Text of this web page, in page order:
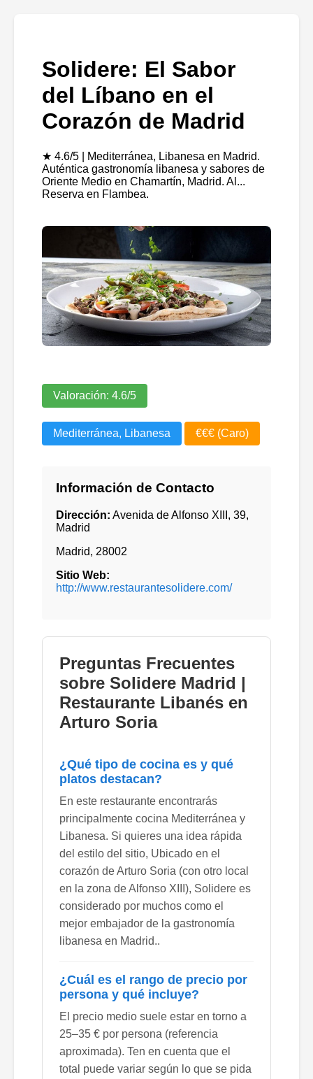
Solidere: El Sabor
del Líbano en el
Corazón de Madrid
★ 4.6/5 | Mediterránea, Libanesa en Madrid.
Auténtica gastronomía libanesa y sabores de
Oriente Medio en Chamartín, Madrid. Al...
Reserva en Flambea.
Valoración: 4.6/5
Mediterránea, Libanesa €€€ (Caro)
Información de Contacto
Dirección: Avenida de Alfonso XIII, 39,
Madrid
Madrid, 28002
Sitio Web:
http://www.restaurantesolidere.com/
Preguntas Frecuentes
sobre Solidere Madrid |
Restaurante Libanés en
Arturo Soria
¿Qué tipo de cocina es y qué
platos destacan?
En este restaurante encontrarás
principalmente cocina Mediterránea y
Libanesa. Si quieres una idea rápida
del estilo del sitio, Ubicado en el
corazón de Arturo Soria (con otro local
en la zona de Alfonso XIII), Solidere es
considerado por muchos como el
mejor embajador de la gastronomía
libanesa en Madrid..
¿Cuál es el rango de precio por
persona y qué incluye?
El precio medio suele estar en torno a
25–35 € por persona (referencia
aproximada). Ten en cuenta que el
total puede variar según lo que se pida